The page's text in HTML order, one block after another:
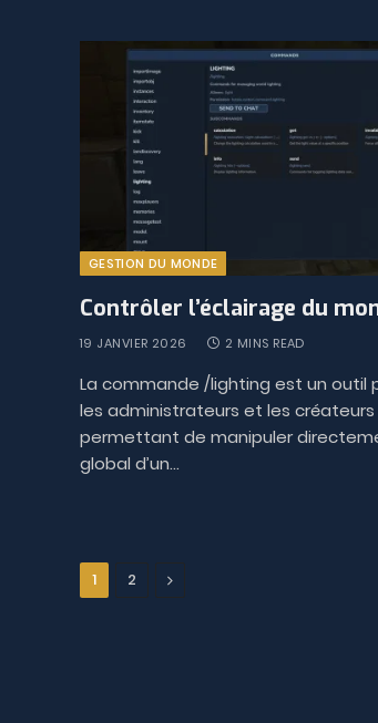
GESTION DU MONDE
Contrôler l’éclairage du
19 JANVIER 2026 2 MINS READ
La commande /lighting est un outil
les administrateurs et les
permettant de manipuler
global d’un…
1 2 Next